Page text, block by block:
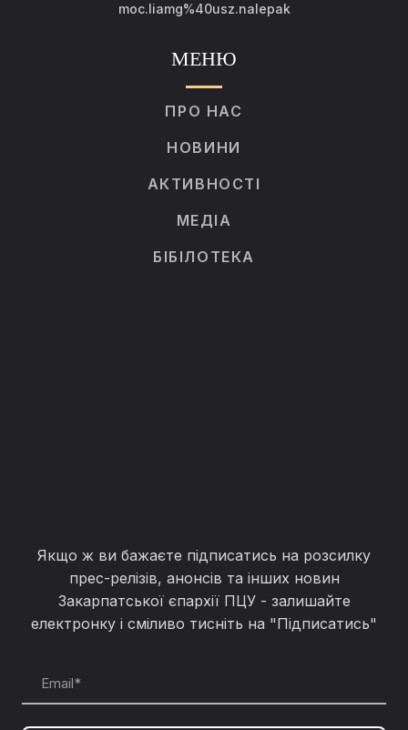
moc.liamg%40usz.nalepak
МЕНЮ
ПРО НАС
НОВИНИ
АКТИВНОСТІ
МЕДІА
БІБІЛОТЕКА
Якщо ж ви бажаєте підписатись на розсилку
прес-релізів, анонсів та інших новин
Закарпатської єпархії ПЦУ - залишайте
електронку і сміливо тисніть на "Підписатись"